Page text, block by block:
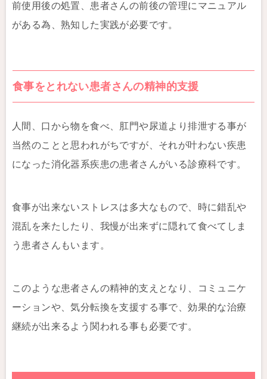
前使用後の処置、患者さんの前後の管理にマニュアル
がある為、熟知した実践が必要です。
食事をとれない患者さんの精神的支援
人間、口から物を食べ、肛門や尿道より排泄する事が
当然のことと思われがちですが、それが叶わない疾患
になった消化器系疾患の患者さんがいる診療科です。
食事が出来ないストレスは多大なもので、時に錯乱や
混乱を来たしたり、我慢が出来ずに隠れて食べてしま
う患者さんもいます。
このような患者さんの精神的支えとなり、コミュニケ
ーションや、気分転換を支援する事で、効果的な治療
継続が出来るよう関われる事も必要です。